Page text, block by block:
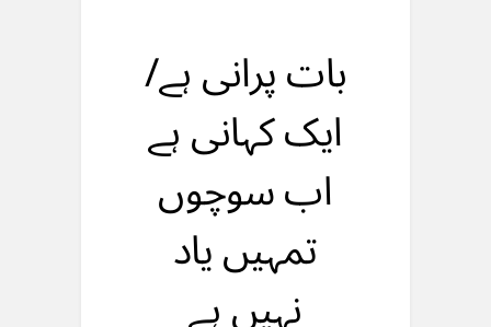
بات پرانی ہے/
ایک کہانی ہے
اب سوچوں
تمہیں یاد